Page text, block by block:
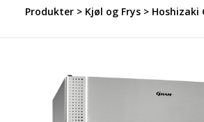
Produkter> Kjøl og Frys> Hoshizaki